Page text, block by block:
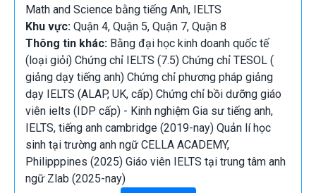
Math and Science bằng tiếng Anh, IELTS
Khu vực: Quận 4, Quận 5, Quận 7, Quận 8
Thông tin khác: Bằng đại học kinh doanh quốc tế
(loại giỏi) Chứng chỉ IELTS (7.5) Chứng chỉ TESOL (
giảng dạy tiếng anh) Chứng chỉ phương pháp giảng
dạy IELTS (ALAP, UK, cấp) Chứng chỉ bồi dưỡng giáo
viên ielts (IDP cấp) - Kinh nghiệm Gia sư tiếng anh,
IELTS, tiếng anh cambridge (2019-nay) Quản lí học
sinh tại trường anh ngữ CELLA ACADEMY,
Philipppines (2025) Giáo viên IELTS tại trung tâm anh
ngữ Zlab (2025-nay)